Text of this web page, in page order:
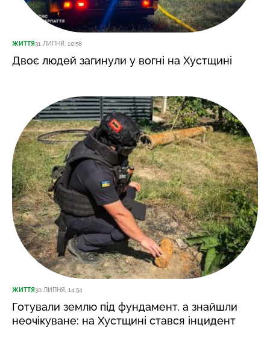
ЖИТТЯ31 ЛИПНЯ, 10:58
Двоє людей загинули у вогні на Хустщині
ЖИТТЯ30 ЛИПНЯ, 14:54
Готували землю під фундамент, а знайшли
неочікуване: на Хустщині стався інцидент